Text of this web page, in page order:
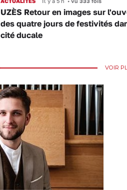
UZÈS Retour en images sur
des quatre jours de festivités
cité ducale
VOIR